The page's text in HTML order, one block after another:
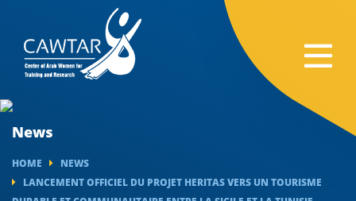
HOME
NEWS
LANCEMENT OFFICIEL DU PROJET HERITAS VERS UN TOURISME
News